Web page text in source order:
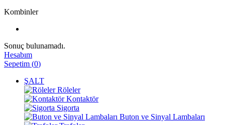
Kombinler
Sonuç bulunamadı.
Hesabım
Sepetim (0)
ŞALT
Röleler
Kontaktör
Sigorta
Buton ve Sinyal Lambaları